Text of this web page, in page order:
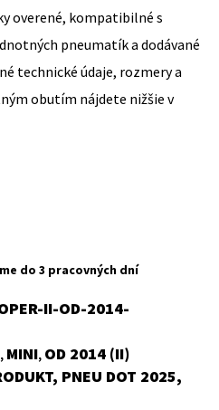
overené, kompatibilné s
pneumatík a dodávané
technické údaje, rozmery a
obutím nájdete nižšie v
do 3 pracovných dní
II-OD-2014-
, MINI, OD 2014 (II)
PNEU DOT 2025,